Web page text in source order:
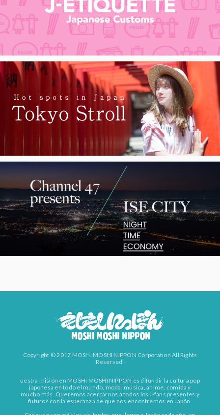
Copyright © 2017 MOSHI MOSHI NIPPON Corporation All Rights
Reserved.
uestra misión en MOSHI MOSHI NIPPON es difundir la cultura pop
japonesa en todo el mundo, moda, música, anime, comida y
mucho más. Queremos acercarnos a todos los J-fans presentes y
futuros con la esperanza de que nos encontremos en Japón.